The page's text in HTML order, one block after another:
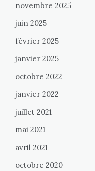
novembre 2025
juin 2025
février 2025
janvier 2025
octobre 2022
janvier 2022
juillet 2021
mai 2021
avril 2021
octobre 2020